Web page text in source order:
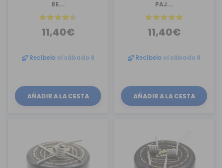
RE...
11,40€
Recíbelo el sábado 8
AÑADIR A LA CESTA
PAJ...
11,40€
Recíbelo el sábado 8
AÑADIR A LA CESTA